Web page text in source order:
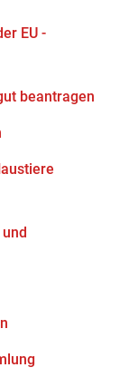
EU -
beantragen